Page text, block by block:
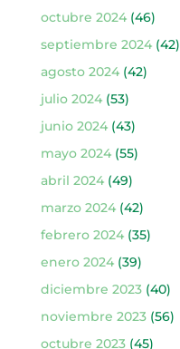
octubre 2024(46)
septiembre 2024(42)
agosto 2024(42)
julio 2024(53)
junio 2024(43)
mayo 2024(55)
abril 2024(49)
marzo 2024(42)
febrero 2024(35)
enero 2024(39)
diciembre 2023(40)
noviembre 2023(56)
octubre 2023(45)